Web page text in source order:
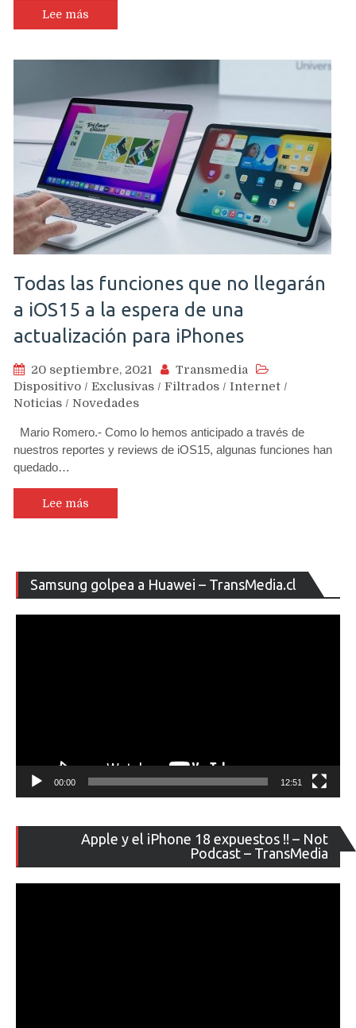
Lee más
Todas las funciones que no llegarán
a iOS15 a la espera de una
actualización para iPhones
20 septiembre, 2021
Transmedia
Dispositivo / Exclusivas / Filtrados / Internet /
Noticias / Novedades
Mario Romero.- Como lo hemos anticipado a través de
nuestros reportes y reviews de iOS15, algunas funciones han
quedado…
Lee más
Samsung golpea a Huawei – TransMedia.cl
de
00:00 12:51
Apple y el iPhone 18 expuestos !! – Not
Podcast – TransMedia
de